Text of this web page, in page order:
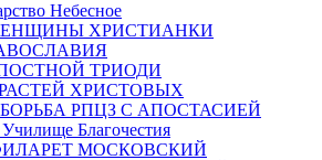
Небесное
ХРИСТИАНКИ
ТРИОДИ
ХРИСТОВЫХ
РПЦЗ С АПОСТАСИЕЙ
Училище Благочестия
МОСКОВСКИЙ